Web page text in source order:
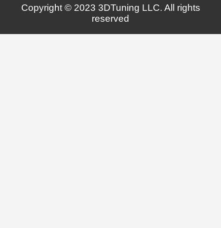
Copyright © 2023 3DTuning LLC. All rights
reserved